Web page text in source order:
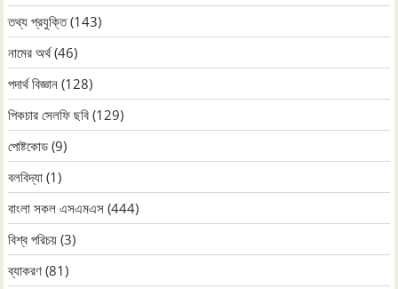
তথ্য প্রযুক্তি(143)
নামের অর্থ(46)
পদার্থ বিজ্ঞান (128)
পিকচার সেলফি ছবি (129)
পোষ্টকোড (9)
বলবিদ্যা (1)
বাংলা সকল এসএমএস (444)
বিশ্ব পরিচয় (3)
ব্যাকরণ (81)